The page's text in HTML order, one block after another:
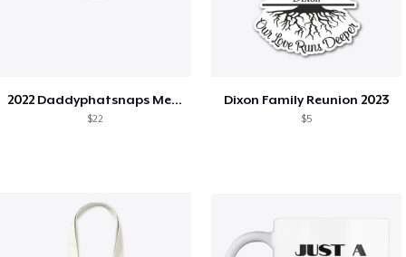
2022 Daddyphatsnaps Merch
$22
Dixon Family Reunion 2023
$5